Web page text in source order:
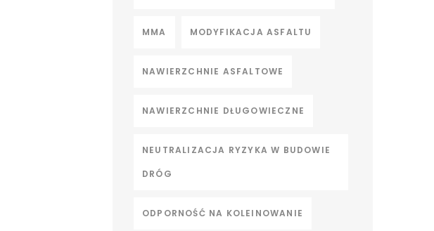
MMA MODYFIKACJA ASFALTU
NAWIERZCHNIE ASFALTOWE
NAWIERZCHNIE DŁUGOWIECZNE
NEUTRALIZACJA RYZYKA W BUDOWIE
DRÓG
ODPORNOŚĆ NA KOLEINOWANIE